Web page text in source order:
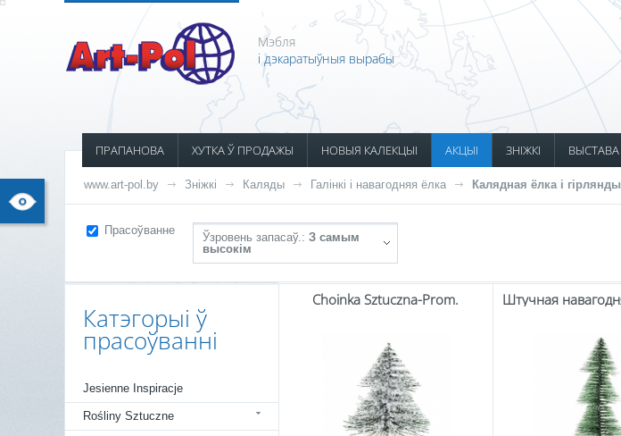
Мэбля
і дэкаратыўныя вырабы
ПРАПАНОВА ХУТКА Ў ПРОДАЖЫ НОВЫЯ КАЛЕКЦЫІ АКЦЫІ ЗНІЖКІ ВЫСТАВА
www.art-pol.by Зніжкі Каляды Галінкі і навагодняя ёлка Калядная ёлка і гірлянды
Прасоўванне
Ўзровень запасаў.: З самым
высокім
Катэгорыі ў
прасоўванні
Jesienne Inspiracje
Rośliny Sztuczne
Choinka Sztuczna-Prom.